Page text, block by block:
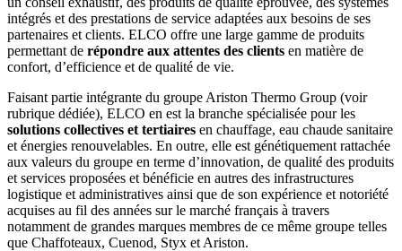
intégrés et des prestations de service adaptées aux besoins de ses
partenaires et clients. ELCO offre une large gamme de produits
permettant de répondre aux attentes des clients en matière de
confort, d’efficience et de qualité de vie.
Faisant partie intégrante du groupe Ariston Thermo Group (voir
rubrique dédiée), ELCO en est la branche spécialisée pour les
solutions collectives et tertiaires en chauffage, eau chaude sanitaire
et énergies renouvelables. En outre, elle est génétiquement rattachée
aux valeurs du groupe en terme d’innovation, de qualité des produits
et services proposées et bénéficie en autres des infrastructures
logistique et administratives ainsi que de son expérience et notoriété
acquises au fil des années sur le marché français à travers
notamment de grandes marques membres de ce même groupe telles
que Chaffoteaux, Cuenod, Styx et Ariston.